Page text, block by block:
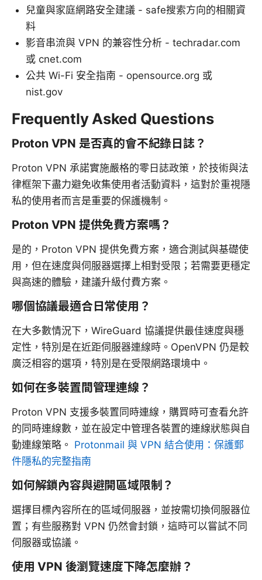
兒童與家庭網路安全建議 - safe搜索方向的相關資
料
影音串流與 VPN 的兼容性分析 - techradar.com
或 cnet.com
公共 Wi-Fi 安全指南 - opensource.org 或
nist.gov
Frequently Asked Questions
Proton VPN 是否真的會不紀錄日誌？
Proton VPN 承諾實施嚴格的零日誌政策，於技術與法
律框架下盡力避免收集使用者活動資料，這對於重視隱
私的使用者而言是重要的保護機制。
Proton VPN 提供免費方案嗎？
是的，Proton VPN 提供免費方案，適合測試與基礎使
用，但在速度與伺服器選擇上相對受限；若需要更穩定
與高速的體驗，建議升級付費方案。
哪個協議最適合日常使用？
在大多數情況下，WireGuard 協議提供最佳速度與穩
定性，特別是在近距伺服器連線時。OpenVPN 仍是較
廣泛相容的選項，特別是在受限網路環境中。
如何在多裝置間管理連線？
Proton VPN 支援多裝置同時連線，購買時可查看允許
的同時連線數，並在設定中管理各裝置的連線狀態與自
動連線策略。 Protonmail 與 VPN 結合使用：保護郵
件隱私的完整指南
如何解鎖內容與避開區域限制？
選擇目標內容所在的區域伺服器，並按需切換伺服器位
置；有些服務對 VPN 仍然會封鎖，這時可以嘗試不同
伺服器或協議。
使用 VPN 後瀏覽速度下降怎麼辦？